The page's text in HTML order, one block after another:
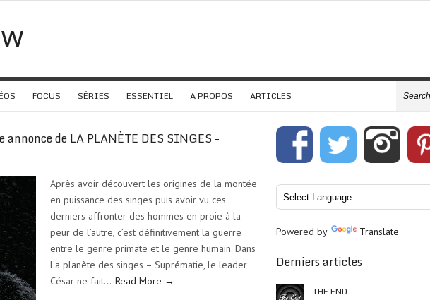
FOCUS SÉRIES ESSENTIEL A PROPOS ARTICLES
annonce de LA PLANÈTE DES SINGES –
Après avoir découvert les origines de la montée
en puissance des singes puis avoir vu ces
derniers affronter des hommes en proie à la
peur de l’autre, c’est définitivement la guerre
entre le genre primate et le genre humain. Dans
La planète des singes – Suprématie, le leader
César ne fait… Read More →
Powered by Translate
Derniers articles
THE END